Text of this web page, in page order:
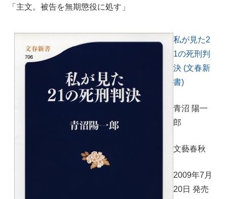
「主文。被告を無期懲役に処す」
私が見た2
1の死刑判
決 (文春新
書)
青沼 陽一
郎
文藝春秋
2009年7月
20日 発売